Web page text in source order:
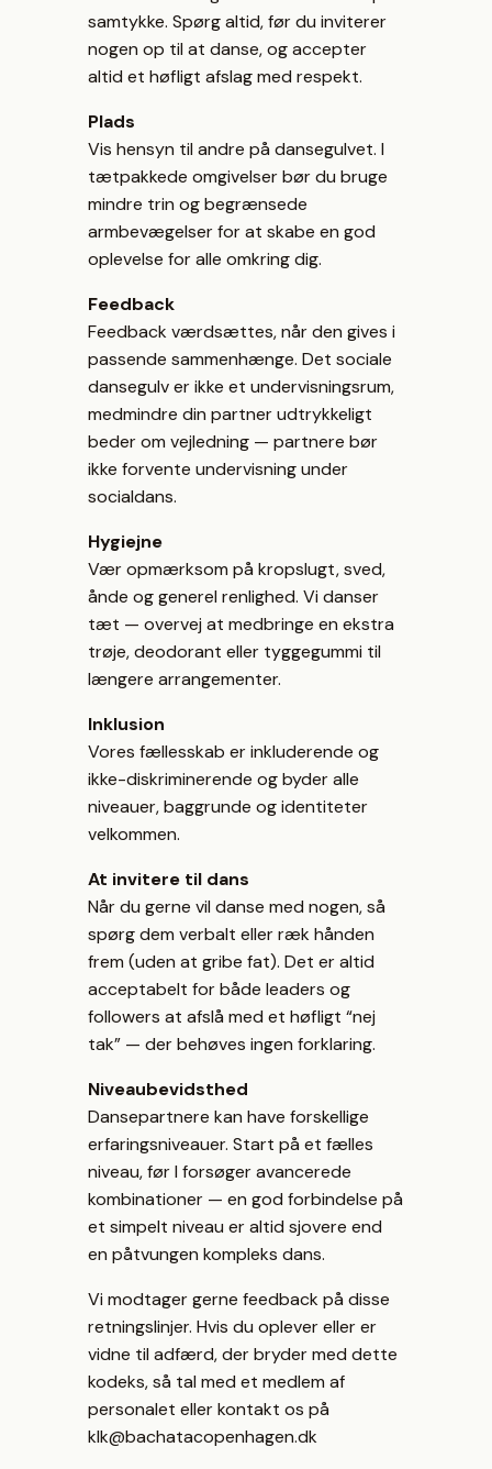
samtykke. Spørg altid, før du inviterer
nogen op til at danse, og accepter
altid et høfligt afslag med respekt.
Plads
Vis hensyn til andre på dansegulvet. I
tætpakkede omgivelser bør du bruge
mindre trin og begrænsede
armbevægelser for at skabe en god
oplevelse for alle omkring dig.
Feedback
Feedback værdsættes, når den gives i
passende sammenhænge. Det sociale
dansegulv er ikke et undervisningsrum,
medmindre din partner udtrykkeligt
beder om vejledning — partnere bør
ikke forvente undervisning under
socialdans.
Hygiejne
Vær opmærksom på kropslugt, sved,
ånde og generel renlighed. Vi danser
tæt — overvej at medbringe en ekstra
trøje, deodorant eller tyggegummi til
længere arrangementer.
Inklusion
Vores fællesskab er inkluderende og
ikke-diskriminerende og byder alle
niveauer, baggrunde og identiteter
velkommen.
At invitere til dans
Når du gerne vil danse med nogen, så
spørg dem verbalt eller ræk hånden
frem (uden at gribe fat). Det er altid
acceptabelt for både leaders og
followers at afslå med et høfligt “nej
tak” — der behøves ingen forklaring.
Niveaubevidsthed
Dansepartnere kan have forskellige
erfaringsniveauer. Start på et fælles
niveau, før I forsøger avancerede
kombinationer — en god forbindelse på
et simpelt niveau er altid sjovere end
en påtvungen kompleks dans.
Vi modtager gerne feedback på disse
retningslinjer. Hvis du oplever eller er
vidne til adfærd, der bryder med dette
kodeks, så tal med et medlem af
personalet eller kontakt os på
klk@bachatacopenhagen.dk